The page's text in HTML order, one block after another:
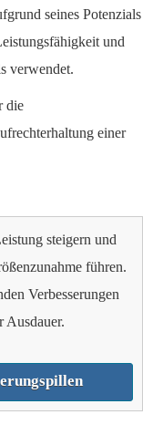
seines Potenzials
und
verwendet.
die
einer
steigern und
führen.
Verbesserungen
Ausdauer.